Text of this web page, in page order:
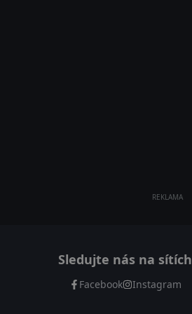
REKLAMA
Sledujte nás na sítích
Facebook Instagram